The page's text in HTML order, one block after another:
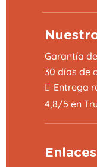
Garantía
30 días de
Entrega
4,8/5 en